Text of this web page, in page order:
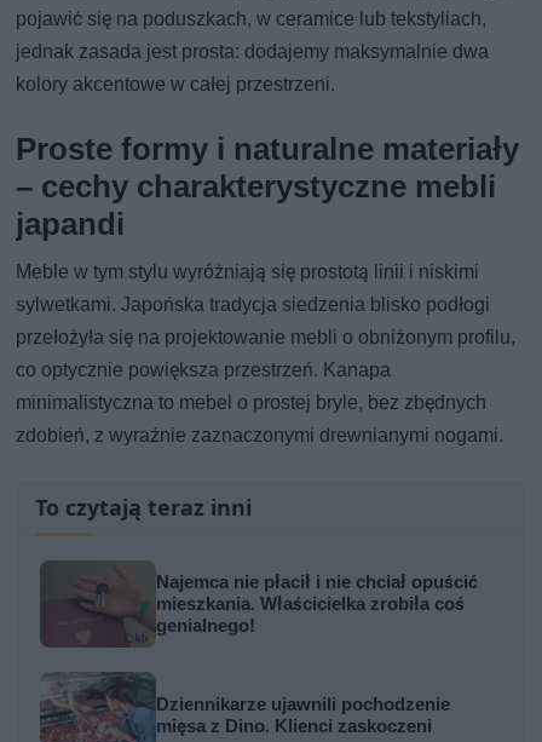
pojawić się na poduszkach, w ceramice lub tekstyliach,
jednak zasada jest prosta: dodajemy maksymalnie dwa
kolory akcentowe w całej przestrzeni.
Proste formy i naturalne materiały
– cechy charakterystyczne mebli
japandi
Meble w tym stylu wyróżniają się prostotą linii i niskimi
sylwetkami. Japońska tradycja siedzenia blisko podłogi
przełożyła się na projektowanie mebli o obniżonym profilu,
co optycznie powiększa przestrzeń. Kanapa
minimalistyczna to mebel o prostej bryle, bez zbędnych
zdobień, z wyraźnie zaznaczonymi drewnianymi nogami.
To czytają teraz inni
Najemca nie płacił i nie chciał opuścić
mieszkania. Właścicielka zrobiła coś
genialnego!
Dziennikarze ujawnili pochodzenie
mięsa z Dino. Klienci zaskoczeni